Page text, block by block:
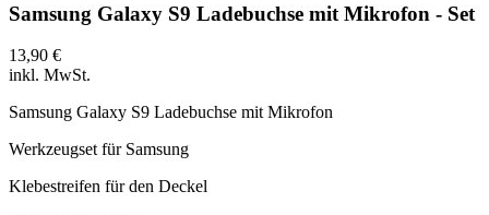
Samsung Galaxy S9 Ladebuchse mit Mikrofon - Set
13,90 €
inkl. MwSt.
Samsung Galaxy S9 Ladebuchse mit Mikrofon
Werkzeugset für Samsung
Klebestreifen für den Deckel